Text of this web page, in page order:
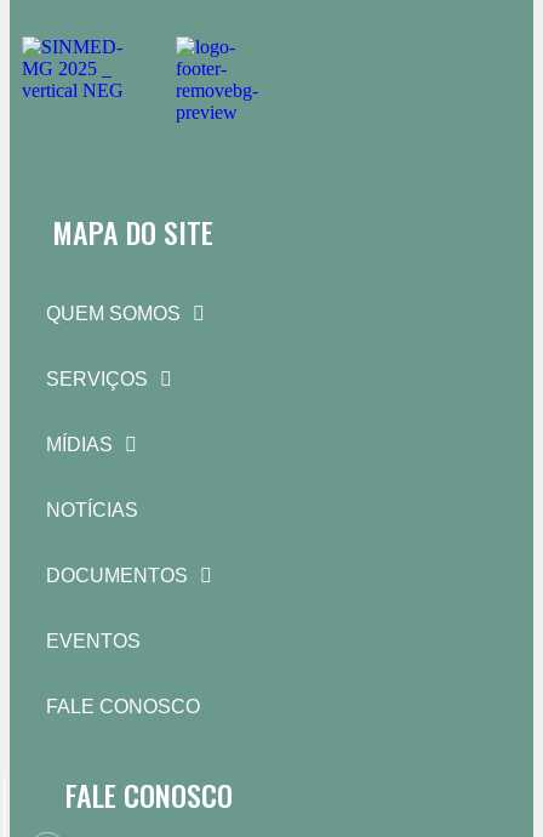
MAPA DO SITE
QUEM SOMOS
SERVIÇOS
MÍDIAS
NOTÍCIAS
DOCUMENTOS
EVENTOS
FALE CONOSCO
FALE CONOSCO